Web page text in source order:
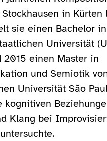
in
sie einen Bachelor
Universität
2015 einen Master in
und Semiotik
Universität São
kognitiven
Klang bei